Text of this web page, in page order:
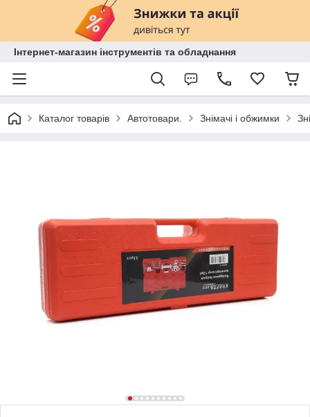
Інтернет-магазин інструментів та обладнання
Каталог товарів Автотовари. Знімачі і обжимки